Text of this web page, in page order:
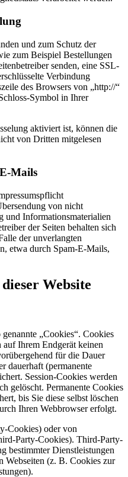
und zum Schutz der
zum Beispiel Bestellungen
senden, eine SSL-
Verbindung
des Browsers von „http://“
Symbol in Ihrer
aktiviert ist, können die
von Dritten mitgelesen
Mails
von nicht
und Informationsmaterialien
der Seiten behalten sich
der unverlangten
etwa durch Spam-E-Mails,
Website
„Cookies“. Cookies
Ihrem Endgerät keinen
für die Dauer
dauerhaft (permanente
Session-Cookies werden
gelöscht. Permanente Cookies
bis Sie diese selbst löschen
Ihren Webbrowser erfolgt.
Cookies) oder von
Party-Cookies). Third-Party-
bestimmter Dienstleistungen
Webseiten (z. B. Cookies zur